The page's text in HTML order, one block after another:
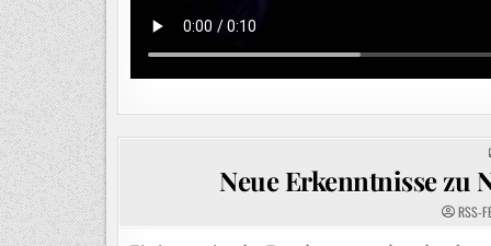
Neue Erkenntnisse zu
RSS-